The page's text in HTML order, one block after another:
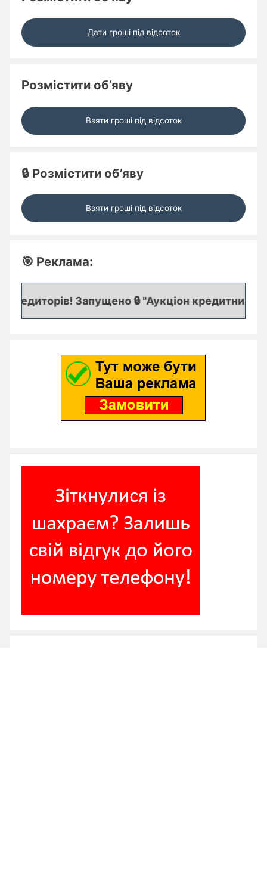
Дати гроші під відсоток
Розмістити об’яву
Взяти гроші під відсоток
🔒 Розмістити об’яву
Взяти гроші під відсоток
🎯 Реклама:
Запущено 🔒 "Аукціон кредитних